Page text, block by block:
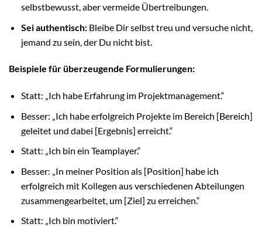
selbstbewusst, aber vermeide Übertreibungen.
Sei authentisch:Bleibe Dir selbst treu und versuche nicht,
jemand zu sein, der Du nicht bist.
Beispiele für überzeugende Formulierungen:
Statt: „Ich habe Erfahrung im Projektmanagement.“
Besser: „Ich habe erfolgreich Projekte im Bereich [Bereich]
geleitet und dabei [Ergebnis] erreicht.“
Statt: „Ich bin ein Teamplayer.“
Besser: „In meiner Position als [Position] habe ich
erfolgreich mit Kollegen aus verschiedenen Abteilungen
zusammengearbeitet, um [Ziel] zu erreichen.“
Statt: „Ich bin motiviert.“